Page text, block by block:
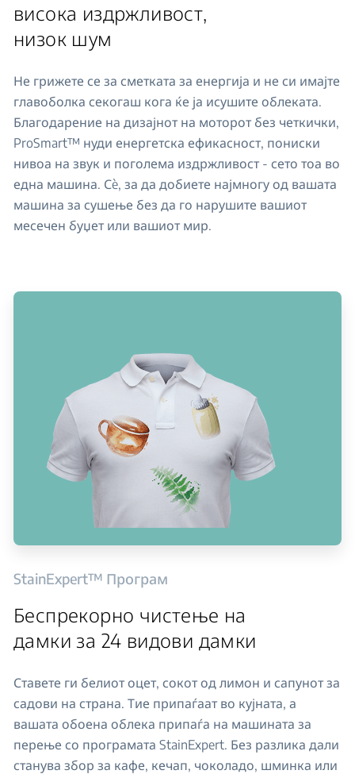
висока издржливост,
низок шум
Не грижете се за сметката за енергија и не си имајте
главоболка секогаш кога ќе ја исушите облеката.
Благодарение на дизајнот на моторот без четкички,
ProSmart™ нуди енергетска ефикасност, пониски
нивоа на звук и поголема издржливост - сето тоа во
една машина. Сè, за да добиете најмногу од вашата
машина за сушење без да го нарушите вашиот
месечен буџет или вашиот мир.
StainExpert™ Програм
Беспрекорно чистење на
дамки за 24 видови дамки
Ставете ги белиот оцет, сокот од лимон и сапунот за
садови на страна. Тие припаѓаат во кујната, а
вашата обоена облека припаѓа на машината за
перење со програмата StainExpert. Без разлика дали
станува збор за кафе, кечап, чоколадо, шминка или